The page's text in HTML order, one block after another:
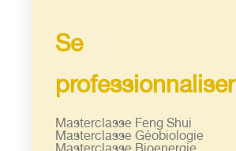
Se
professionnaliser
Masterclasse Feng Shui
Masterclasse Géobiologie
Masterclasse Bioenergie